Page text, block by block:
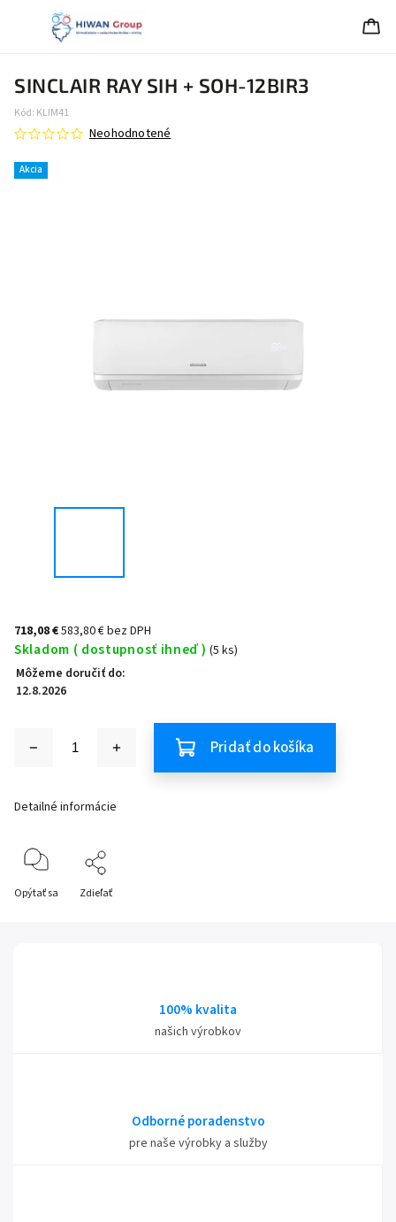
SINCLAIR RAY SIH + SOH-12BIR3
Kód: KLIM41
Akcia
Neohodnotené
718,08 €583,80 € bez DPH
Skladom ( dostupnosť ihneď ) (5 ks)
Môžeme doručiť do:
12.8.2026
Pridať do košíka
Detailné informácie
Opýtať sa Zdieľať
100% kvalita
našich výrobkov
Odborné poradenstvo
pre naše výrobky a služby